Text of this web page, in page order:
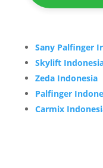
Sany Palfinger
Skylift
Zeda Indonesia
Palfinger
Carmix